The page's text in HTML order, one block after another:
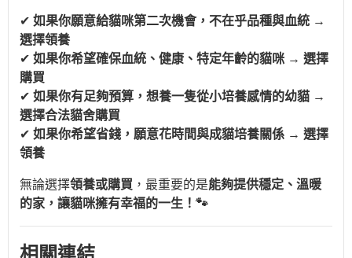
✔ 如果你願意給貓咪第二次機會，不在乎品種與血統 →
選擇領養
✔ 如果你希望確保血統、健康、特定年齡的貓咪 → 選擇
購買
✔ 如果你有足夠預算，想養一隻從小培養感情的幼貓 →
選擇合法貓舍購買
✔ 如果你希望省錢，願意花時間與成貓培養關係 → 選擇
領養
無論選擇領養或購買 ，最重要的是能夠提供穩定、溫暖
的家，讓貓咪擁有幸福的一生！🐾
相關連結